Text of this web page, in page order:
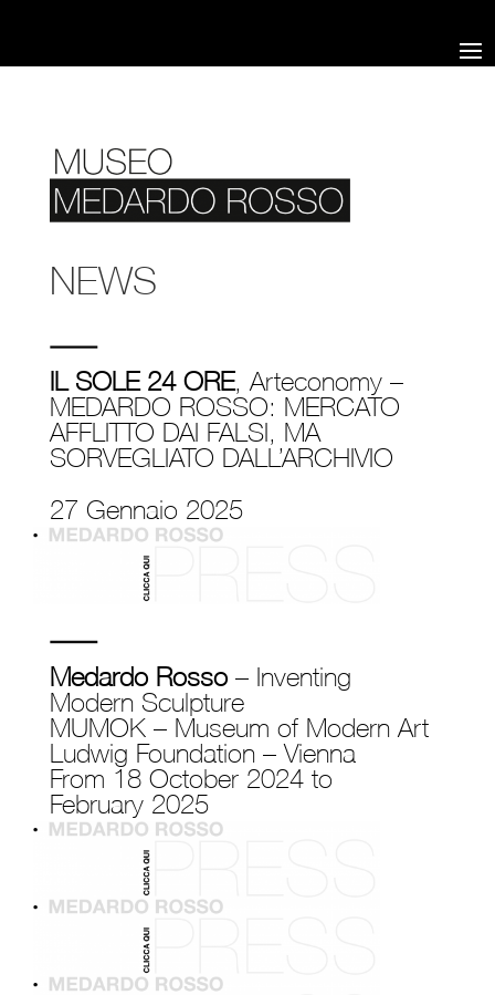
NEWS
IL SOLE 24 ORE, Arteconomy –
MEDARDO ROSSO: MERCATO
AFFLITTO DAI FALSI, MA
SORVEGLIATO DALL’ARCHIVIO
27 Gennaio 2025
Medardo Rosso– Inventing
Modern Sculpture
MUMOK – Museum of Modern Art
Ludwig Foundation –Vienna
From 18 October 2024 to
February 2025